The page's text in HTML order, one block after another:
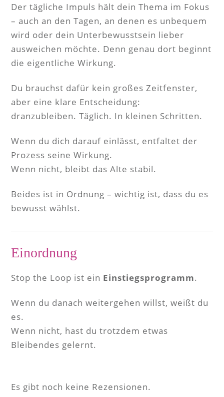
Der tägliche Impuls hält dein Thema im Fokus
– auch an den Tagen, an denen es unbequem
wird oder dein Unterbewusstsein lieber
ausweichen möchte. Denn genau dort beginnt
die eigentliche Wirkung.
Du brauchst dafür kein großes Zeitfenster,
aber eine klare Entscheidung:
dranzubleiben. Täglich. In kleinen Schritten.
Wenn du dich darauf einlässt, entfaltet der
Prozess seine Wirkung.
Wenn nicht, bleibt das Alte stabil.
Beides ist in Ordnung – wichtig ist, dass du es
bewusst wählst.
Einordnung
Stop the Loop ist ein Einstiegsprogramm.
Wenn du danach weitergehen willst, weißt du
es.
Wenn nicht, hast du trotzdem etwas
Bleibendes gelernt.
Es gibt noch keine Rezensionen.